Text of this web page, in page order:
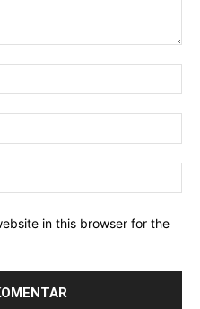
in this browser for the